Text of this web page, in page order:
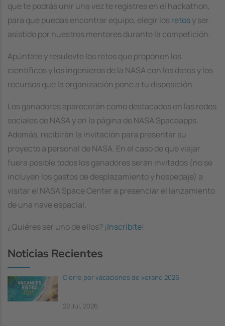
que te podrás unir una vez te registres en el hackathon,
para que puedas encontrar equipo, elegir losretosy ser
asistido por nuestros mentores durante la competición.
Apúntate y resulevte los retos que proponen los
científicos y los ingenieros de la NASA con los datos y los
recursos que la organización pone a tu disposición.
Los ganadores aparecerán como destacados en las redes
sociales de NASA y en la página de NASA Spaceapps.
Además, recibirán la invitación para presentar su
proyecto a personal de NASA. En el caso de que viajar
fuera posible todos los ganadores serán invitados (no se
incluyen los gastos de desplazamiento y hospedaje) a
visitar el NASA Space Center a presenciar el lanzamiento
de una nave espacial.
¿Quiéres ser uno de ellos? ¡Inscríbite!
Noticias Recientes
Cierre por vacaciones de verano 2026
22 Jul, 2026